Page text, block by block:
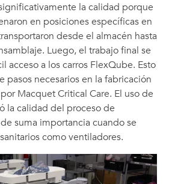
la calidad porque
en posiciones específicas en
desde el almacén hasta
Luego, el trabajo final se
acceso a los carros FlexQube. Esto
pasos necesarios en la fabricación
Macquet Critical Care. El uso de
la calidad del proceso de
suma importancia cuando se
como ventiladores.